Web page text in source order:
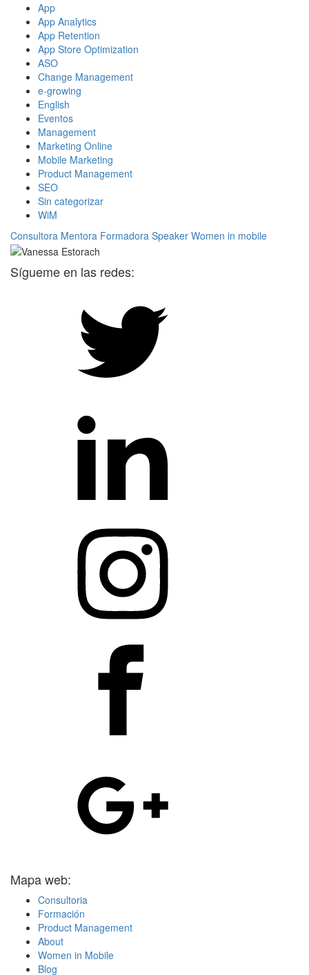
App
App Analytics
App Retention
App Store Optimization
ASO
Change Management
e-growing
English
Eventos
Management
Marketing Online
Mobile Marketing
Product Management
SEO
Sin categorizar
WiM
Consultora Mentora Formadora Speaker Women in mobile
Sígueme en las redes:
Mapa web:
Consultoria
Formación
Product Management
About
Women in Mobile
Blog